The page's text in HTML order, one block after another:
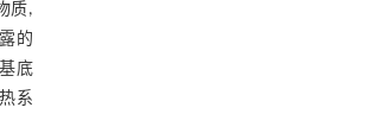
质,
的
底
系